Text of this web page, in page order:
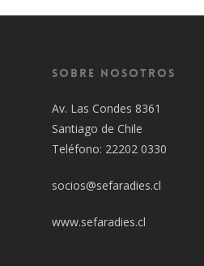
Sobre Nosotros
Av. Las Condes 8361
Santiago de Chile
Teléfono: 22202 0330
socios@sefaradies.cl
www.sefaradies.cl